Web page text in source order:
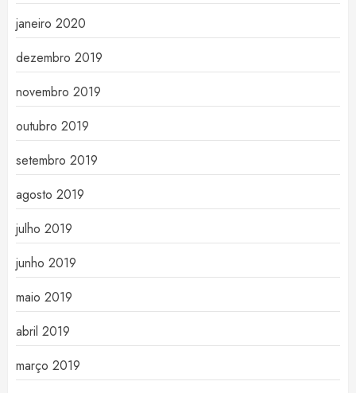
janeiro 2020
dezembro 2019
novembro 2019
outubro 2019
setembro 2019
agosto 2019
julho 2019
junho 2019
maio 2019
abril 2019
março 2019